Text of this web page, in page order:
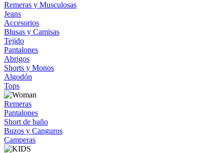
Remeras y Musculosas
Jeans
Accesorios
Blusas y Camisas
Tejido
Pantalones
Abrigos
Shorts y Monos
Algodón
Tops
Remeras
Pantalones
Short de baño
Buzos y Canguros
Camperas